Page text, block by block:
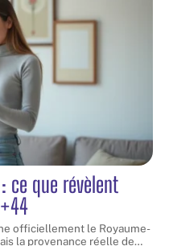
ce que révèlent
officiellement le Royaume-
la provenance réelle de…